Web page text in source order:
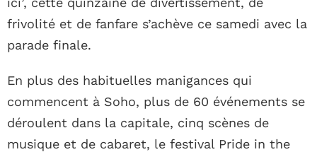
frivolité et de fanfare s’achève ce samedi avec la
parade finale.
En plus des habituelles manigances qui
commencent à Soho, plus de 60 événements se
déroulent dans la capitale, cinq scènes de
musique et de cabaret, le festival Pride in the